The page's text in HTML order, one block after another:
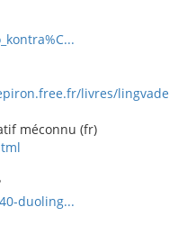
livres/
méconnu (fr)
duoling...